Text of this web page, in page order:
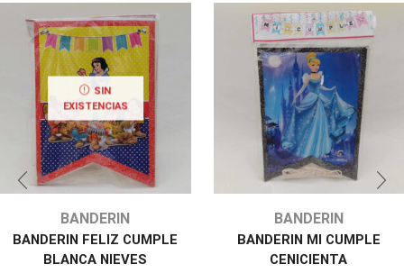
SIN
EXISTENCIAS
BANDERIN
BANDERIN FELIZ CUMPLE
BLANCA NIEVES
BANDERIN
BANDERIN MI CUMPLE
CENICIENTA